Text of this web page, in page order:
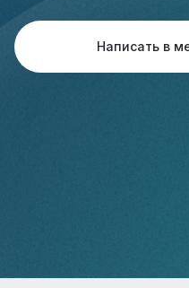
Написать в